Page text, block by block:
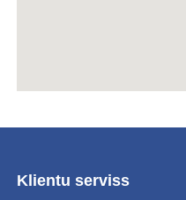
Klientu serviss